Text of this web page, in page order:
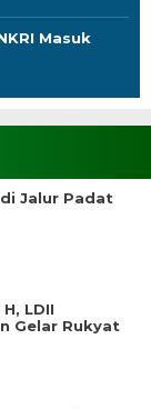
Masuk
Jalur Padat
LDII
Gelar Rukyat